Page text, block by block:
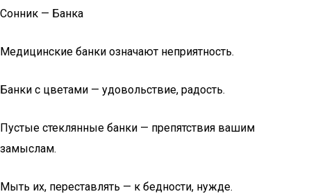
Сонник — Банка
Медицинские банки означают неприятность.
Банки с цветами — удовольствие, радость.
Пустые стеклянные банки — препятствия вашим
замыслам.
Мыть их, переставлять — к бедности, нужде.